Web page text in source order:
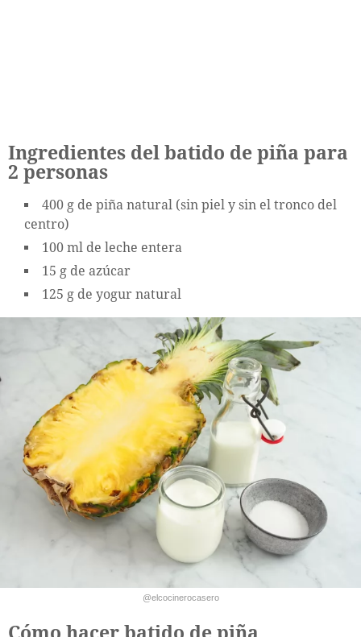
Ingredientes del batido de piña para
2 personas
400 g de piña natural (sin piel y sin el tronco del
centro)
100 ml de leche entera
15 g de azúcar
125 g de yogur natural
@elcocinerocasero